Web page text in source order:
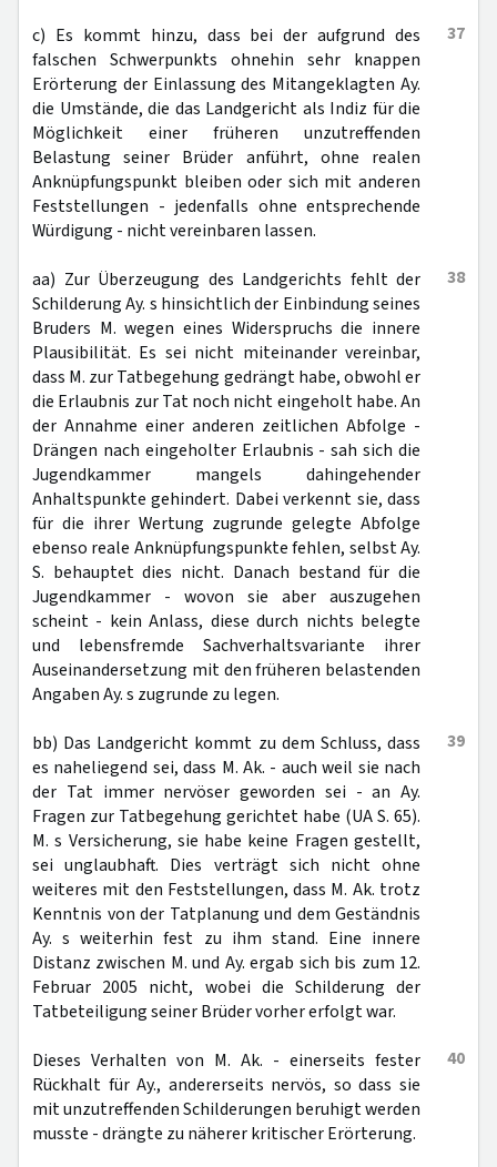
37
c) Es kommt hinzu, dass bei der aufgrund des
falschen Schwerpunkts ohnehin sehr knappen
Erörterung der Einlassung des Mitangeklagten Ay.
die Umstände, die das Landgericht als Indiz für die
Möglichkeit einer früheren unzutreffenden
Belastung seiner Brüder anführt, ohne realen
Anknüpfungspunkt bleiben oder sich mit anderen
Feststellungen - jedenfalls ohne entsprechende
Würdigung - nicht vereinbaren lassen.
38
aa) Zur Überzeugung des Landgerichts fehlt der
Schilderung Ay. s hinsichtlich der Einbindung seines
Bruders M. wegen eines Widerspruchs die innere
Plausibilität. Es sei nicht miteinander vereinbar,
dass M. zur Tatbegehung gedrängt habe, obwohl er
die Erlaubnis zur Tat noch nicht eingeholt habe. An
der Annahme einer anderen zeitlichen Abfolge -
Drängen nach eingeholter Erlaubnis - sah sich die
Jugendkammer mangels dahingehender
Anhaltspunkte gehindert. Dabei verkennt sie, dass
für die ihrer Wertung zugrunde gelegte Abfolge
ebenso reale Anknüpfungspunkte fehlen, selbst Ay.
S. behauptet dies nicht. Danach bestand für die
Jugendkammer - wovon sie aber auszugehen
scheint - kein Anlass, diese durch nichts belegte
und lebensfremde Sachverhaltsvariante ihrer
Auseinandersetzung mit den früheren belastenden
Angaben Ay. s zugrunde zu legen.
39
bb) Das Landgericht kommt zu dem Schluss, dass
es naheliegend sei, dass M. Ak. - auch weil sie nach
der Tat immer nervöser geworden sei - an Ay.
Fragen zur Tatbegehung gerichtet habe (UA S. 65).
M. s Versicherung, sie habe keine Fragen gestellt,
sei unglaubhaft. Dies verträgt sich nicht ohne
weiteres mit den Feststellungen, dass M. Ak. trotz
Kenntnis von der Tatplanung und dem Geständnis
Ay. s weiterhin fest zu ihm stand. Eine innere
Distanz zwischen M. und Ay. ergab sich bis zum 12.
Februar 2005 nicht, wobei die Schilderung der
Tatbeteiligung seiner Brüder vorher erfolgt war.
40
Dieses Verhalten von M. Ak. - einerseits fester
Rückhalt für Ay., andererseits nervös, so dass sie
mit unzutreffenden Schilderungen beruhigt werden
musste - drängte zu näherer kritischer Erörterung.